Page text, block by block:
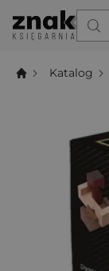
Katalog